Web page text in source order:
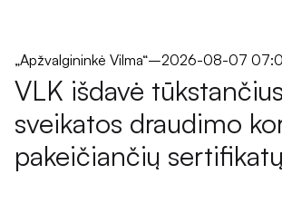
„Apžvalgininkė Vilma“–2026-08-07
VLK išdavė tūkstančius
sveikatos draudimo
pakeičiančių sertifikatų